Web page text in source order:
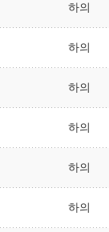
하의
하의
하의
하의
하의
하의